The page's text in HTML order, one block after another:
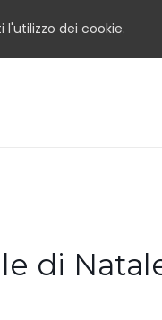
l'utilizzo dei cookie.
di